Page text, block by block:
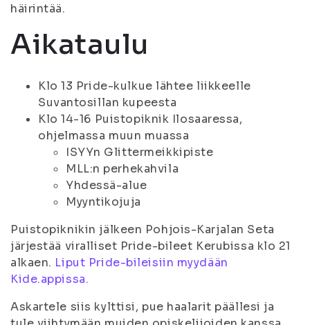
häirintää.
Aikataulu
Klo 13 Pride-kulkue lähtee liikkeelle
Suvantosillan kupeesta
Klo 14-16 Puistopiknik Ilosaaressa,
ohjelmassa muun muassa
ISYYn Glittermeikkipiste
MLL:n perhekahvila
Yhdessä-alue
Myyntikojuja
Puistopiknikin jälkeen Pohjois-Karjalan Seta
järjestää viralliset Pride-bileet Kerubissa klo 21
alkaen. Liput Pride-bileisiin myydään
Kide.appissa.
Askartele siis kylttisi, pue haalarit päällesi ja